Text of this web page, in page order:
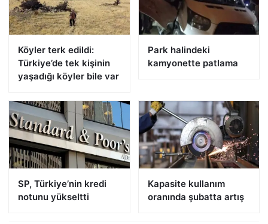
Köyler terk edildi:
Türkiye’de tek kişinin
yaşadığı köyler bile var
Park halindeki
kamyonette patlama
SP, Türkiye’nin kredi
notunu yükseltti
Kapasite kullanım
oranında şubatta artış